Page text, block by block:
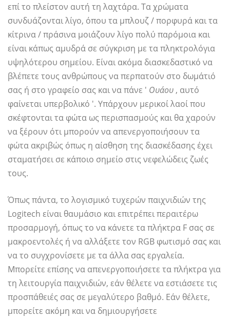
επί το πλείστον αυτή τη λαχτάρα. Τα χρώματα
συνδυάζονται λίγο, όπου τα μπλουζ / πορφυρά και τα
κίτρινα / πράσινα μοιάζουν λίγο πολύ παρόμοια και
είναι κάπως αμυδρά σε σύγκριση με τα πληκτρολόγια
υψηλότερου σημείου. Είναι ακόμα διασκεδαστικό να
βλέπετε τους ανθρώπους να περπατούν στο δωμάτιό
σας ή στο γραφείο σας και να πάνε ' Ουάου , αυτό
φαίνεται υπερβολικό '. Υπάρχουν μερικοί λαοί που
σκέφτονται τα φώτα ως περισπασμούς και θα χαρούν
να ξέρουν ότι μπορούν να απενεργοποιήσουν τα
φώτα ακριβώς όπως η αίσθηση της διασκέδασης έχει
σταματήσει σε κάποιο σημείο στις νεφελώδεις ζωές
τους.
Όπως πάντα, το λογισμικό τυχερών παιχνιδιών της
Logitech είναι θαυμάσιο και επιτρέπει περαιτέρω
προσαρμογή, όπως το να κάνετε τα πλήκτρα F σας σε
μακροεντολές ή να αλλάξετε τον RGB φωτισμό σας και
να το συγχρονίσετε με τα άλλα σας εργαλεία.
Μπορείτε επίσης να απενεργοποιήσετε τα πλήκτρα για
τη λειτουργία παιχνιδιών, εάν θέλετε να εστιάσετε τις
προσπάθειές σας σε μεγαλύτερο βαθμό. Εάν θέλετε,
μπορείτε ακόμη και να δημιουργήσετε